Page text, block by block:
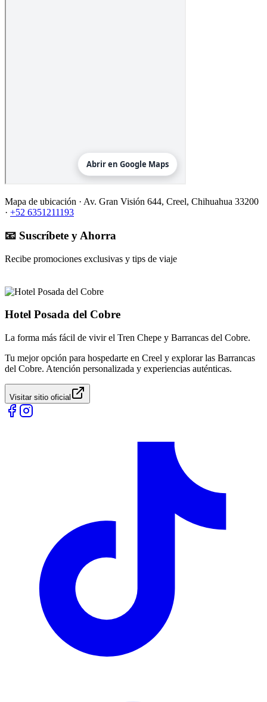
Mapa de ubicación · Av. Gran Visión 644, Creel, Chihuahua 33200
· +52 6351211193
📧 Suscríbete y Ahorra
Recibe promociones exclusivas y tips de viaje
Hotel Posada del Cobre
La forma más fácil de vivir el Tren Chepe y Barrancas del Cobre.
Tu mejor opción para hospedarte en Creel y explorar las Barrancas
del Cobre. Atención personalizada y experiencias auténticas.
Visitar sitio oficial